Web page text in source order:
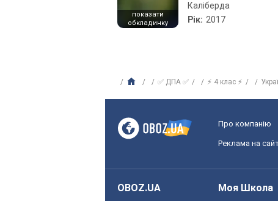
показати
обкладинку
Каліберда
Рік: 2017
✅ ДПА ✅ ⚡ 4 клас ⚡
Про компанію
Реклама на
OBOZ.UA Моя Школа